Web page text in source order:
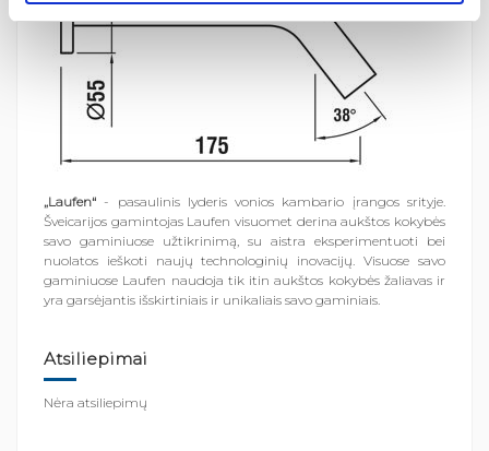
„Laufen“ - pasaulinis lyderis vonios kambario įrangos srityje.
Šveicarijos gamintojas Laufen visuomet derina aukštos kokybės
savo gaminiuose užtikrinimą, su aistra eksperimentuoti bei
nuolatos ieškoti naujų technologinių inovacijų. Visuose savo
gaminiuose Laufen naudoja tik itin aukštos kokybės žaliavas ir
yra garsėjantis išskirtiniais ir unikaliais savo gaminiais.
Atsiliepimai
Nėra atsiliepimų